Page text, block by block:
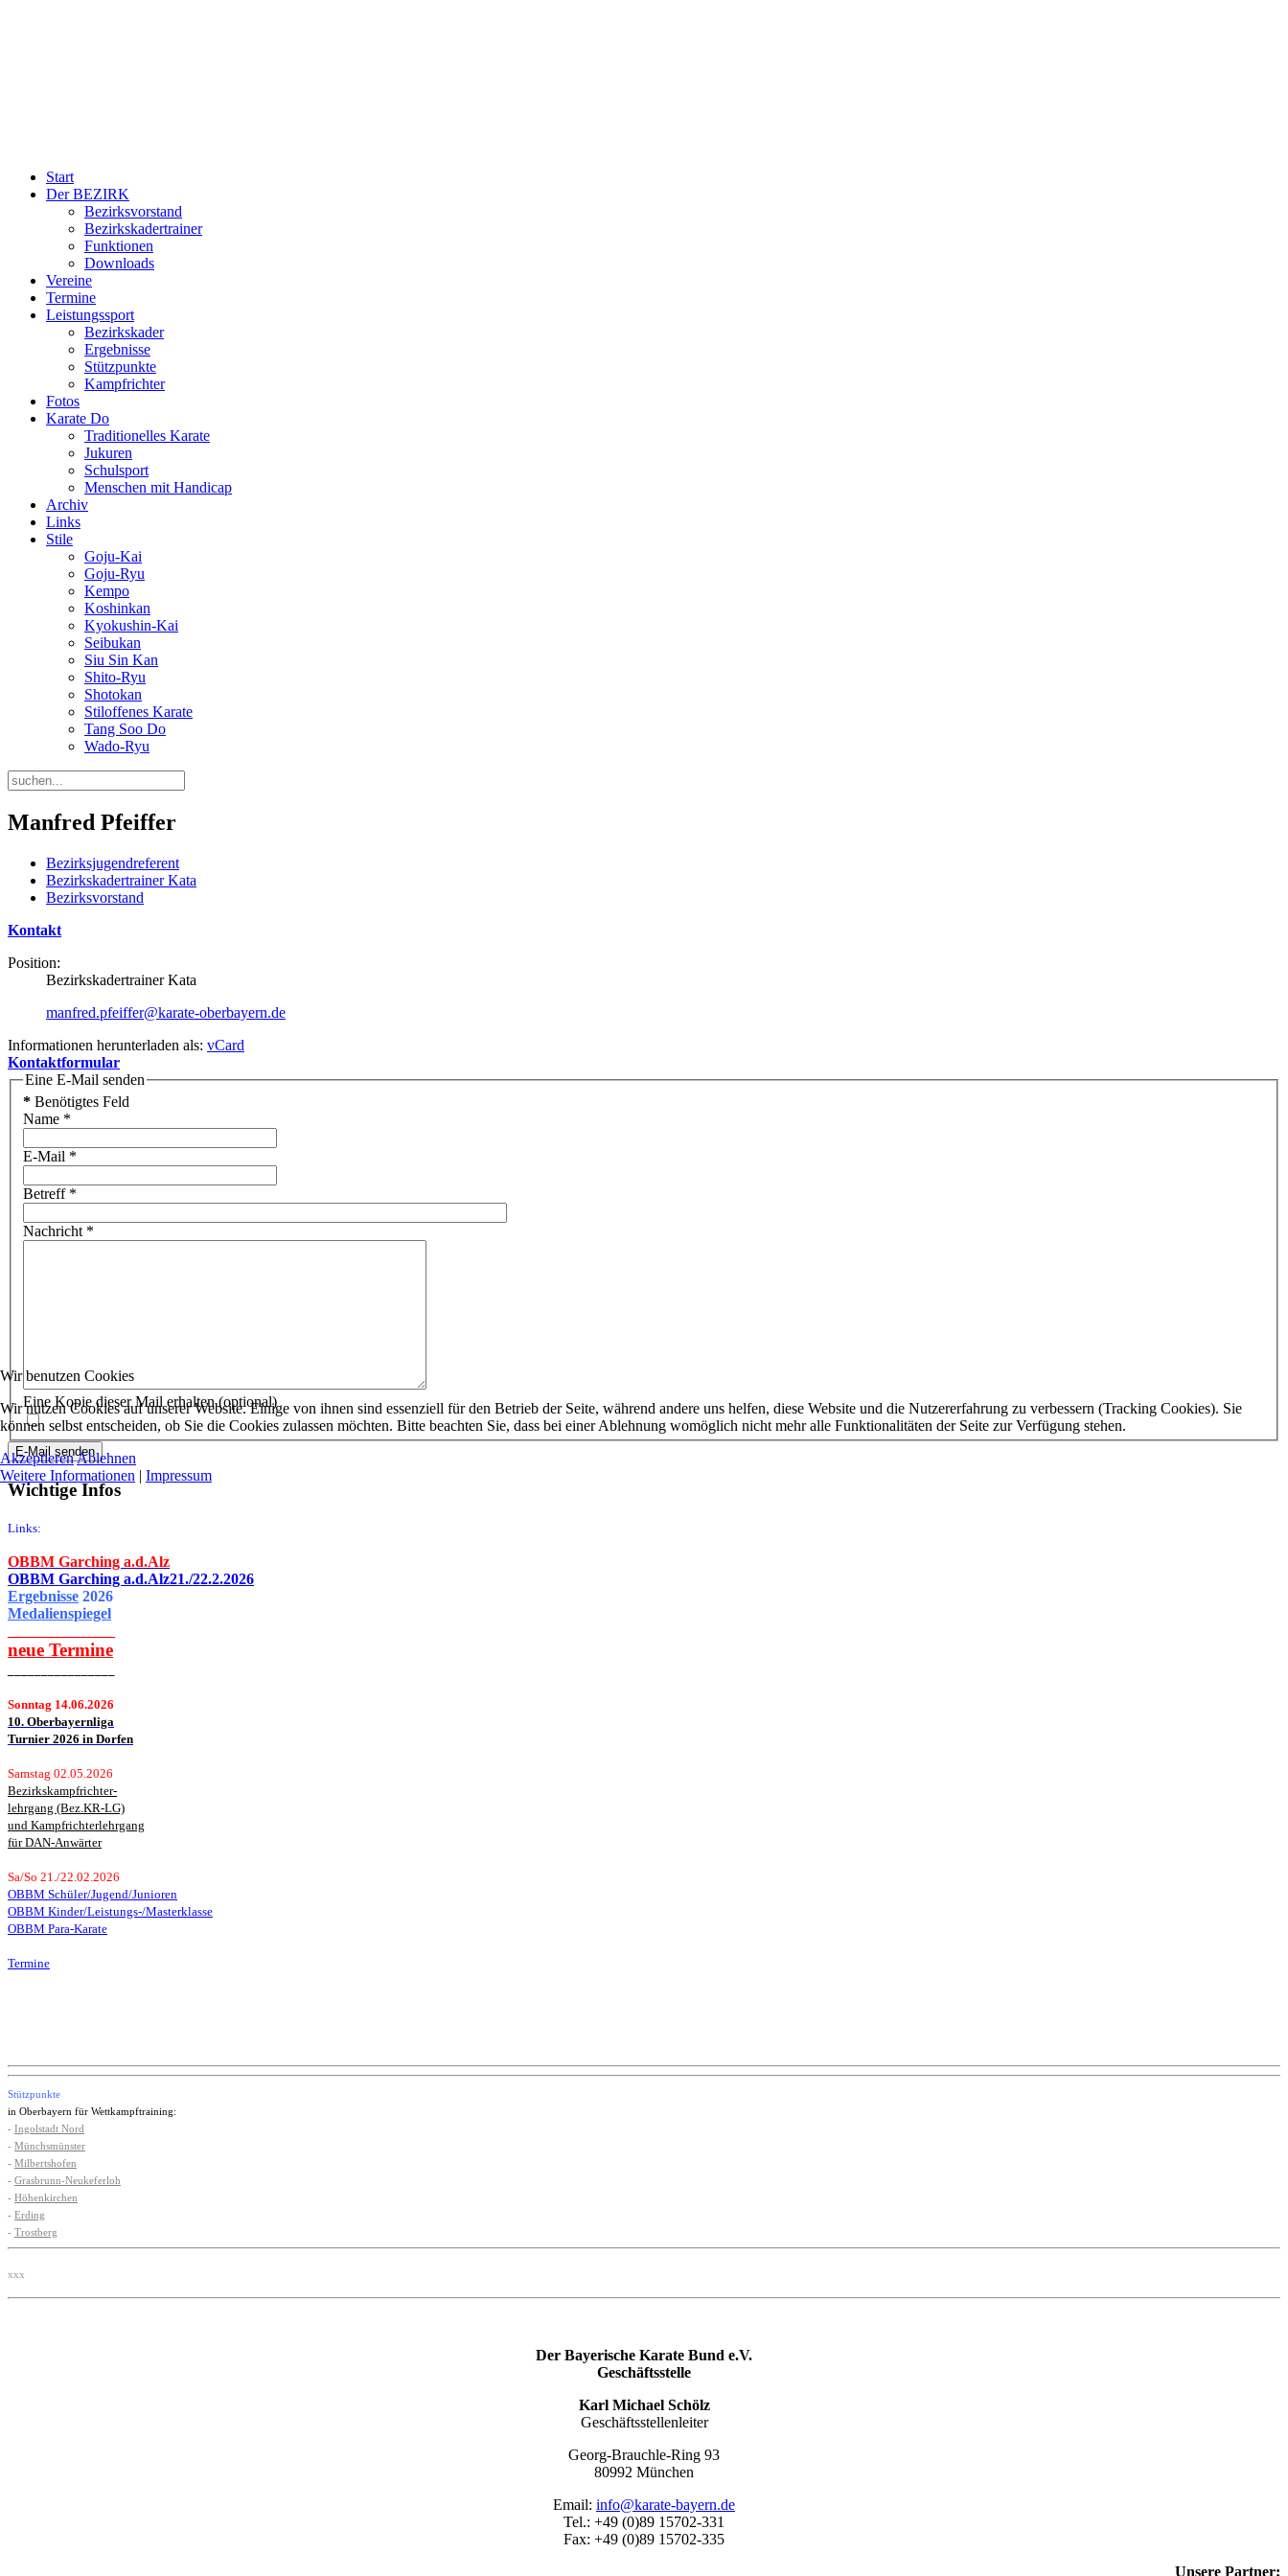
Start
Der BEZIRK
Bezirksvorstand
Bezirkskadertrainer
Funktionen
Downloads
Vereine
Termine
Leistungssport
Bezirkskader
Ergebnisse
Stützpunkte
Kampfrichter
Fotos
Karate Do
Traditionelles Karate
Jukuren
Schulsport
Menschen mit Handicap
Archiv
Links
Stile
Goju-Kai
Goju-Ryu
Kempo
Koshinkan
Kyokushin-Kai
Seibukan
Siu Sin Kan
Shito-Ryu
Shotokan
Stiloffenes Karate
Tang Soo Do
Wado-Ryu
Manfred Pfeiffer
Bezirksjugendreferent
Bezirkskadertrainer Kata
Bezirksvorstand
Kontakt
Position:
Bezirkskadertrainer Kata
manfred.pfeiffer@karate-oberbayern.de
Informationen herunterladen als: vCard
Kontaktformular
Eine E-Mail senden
* Benötigtes Feld
Name *
E-Mail *
Betreff*
Nachricht*
Eine Kopie dieser Mail erhalten (optional)
E-Mail senden
Wichtige Infos
Links:
OBBM Garching a.d.Alz
OBBM Garching a.d.Alz21./22.2.2026
Ergebnisse 2026
Medalienspiegel
neue Termine
Sonntag 14.06.2026
10. Oberbayernliga
Turnier 2026 in Dorfen
Samstag 02.05.2026
Bezirkskampfrichter-
lehrgang (Bez.KR-LG)
und Kampfrichterlehrgang
für DAN-Anwärter
Sa/So 21./22.02.2026
OBBM Schüler/Jugend/Junioren
OBBM Kinder/Leistungs-/Masterklasse
OBBM Para-Karate
Termine
Stützpunkte
in Oberbayern für Wettkampftraining:
- Ingolstadt Nord
- Münchsmünster
- Milbertshofen
- Grasbrunn-Neukeferloh
- Höhenkirchen
- Erding
- Trostberg
xxx
Der Bayerische Karate Bund e.V.
Geschäftsstelle
Karl Michael Schölz
Geschäftsstellenleiter
Georg-Brauchle-Ring 93
80992 München
Email: info@karate-bayern.de
Tel.: +49 (0)89 15702-331
Fax: +49 (0)89 15702-335
Unsere Partner:
Wir benutzen Cookies
Wir nutzen Cookies auf unserer Website. Einige von ihnen sind essenziell für den Betrieb der Seite, während andere uns helfen, diese Website und die Nutzererfahrung zu verbessern (Tracking Cookies). Sie
können selbst entscheiden, ob Sie die Cookies zulassen möchten. Bitte beachten Sie, dass bei einer Ablehnung womöglich nicht mehr alle Funktionalitäten der Seite zur Verfügung stehen.
AkzeptierenAblehnen
Weitere Informationen | Impressum